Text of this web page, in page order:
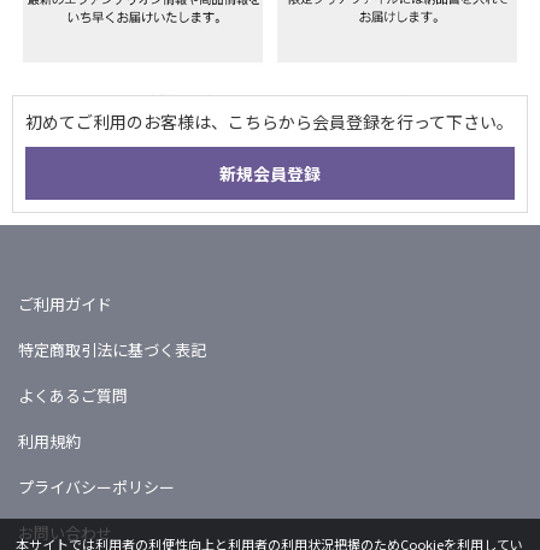
ご利用ガイド
特定商取引法に基づく表記
よくあるご質問
利用規約
プライバシーポリシー
お問い合わせ
本サイトでは利用者の利便性向上と利用者の利用状況把握のためCookieを利用してい